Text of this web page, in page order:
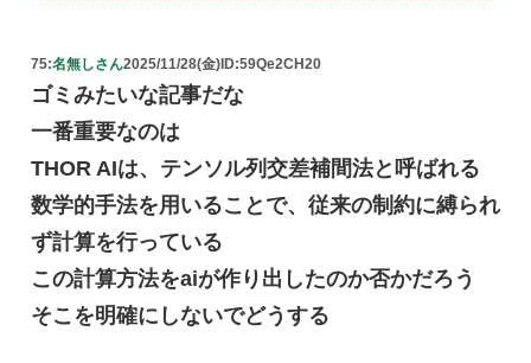
75:名無しさん2025/11/28(金)ID:59Qe2CH20
ゴミみたいな記事だな
一番重要なのは
THOR AIは、テンソル列交差補間法と呼ばれる
数学的手法を用いることで、従来の制約に縛られ
ず計算を行っている
この計算方法をaiが作り出したのか否かだろう
そこを明確にしないでどうする